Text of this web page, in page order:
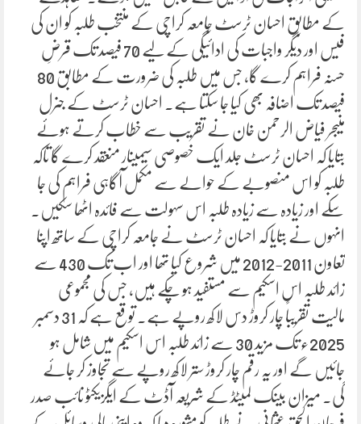
کے مطابق احسان ٹرسٹ جامعہ کراچی کے منتخب طلبہ کو ان کی
فیس اور دیگر واجبات کی ادائیگی کے لیے 70 فیصد تک قرضِ
حسنہ فراہم کرے گا، جس میں طلبہ کی ضرورت کے مطابق 80
فیصد تک اضافہ بھی کیا جا سکتا ہے۔ احسان ٹرسٹ کے جنرل
منیجر فیاض الرحمن خان نے تقریب سے خطاب کرتے ہوئے
بتایا کہ احسان ٹرسٹ جلد ایک خصوصی سیمینار منعقد کرے گا تاکہ
طلبہ کو اس منصوبے کے حوالے سے مکمل آگاہی فراہم کی جا
سکے اور زیادہ سے زیادہ طلبہ اس سہولت سے فائدہ اٹھا سکیں۔
انہوں نے بتایا کہ احسان ٹرسٹ نے جامعہ کراچی کے ساتھ اپنا
تعاون 2011-2012 میں شروع کیا تھا اور اب تک 430 سے
زائد طلبہ اس اسکیم سے مستفید ہو چکے ہیں، جس کی مجموعی
مالیت تقریباً چار کروڑ دس لاکھ روپے ہے۔ توقع ہے کہ 31 دسمبر
2025ء تک مزید 30 سے زائد طلبہ اس اسکیم میں شامل ہو
جائیں گے اور یہ رقم چار کروڑ ستر لاکھ روپے سے تجاوز کر جائے
گی۔ میزان بینک لمیٹڈ کے شریعہ آڈٹ کے ایگزیکٹو نائب صدر